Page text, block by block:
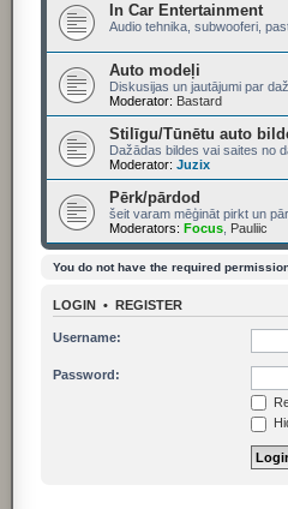
In Car Entertainment
Audio tehnika, subwooferi,
Auto modeļi
Diskusijas un jautājumi par
Moderator: Bastard
Stilīgu/Tūnētu auto
Dažādas bildes vai saites no
Moderator: Juzix
Pērk/pārdod
šeit varam mēģināt pirkt un
Moderators: Focus, Pauliic
You do not have the required
LOGIN • REGISTER
Username:
Password: